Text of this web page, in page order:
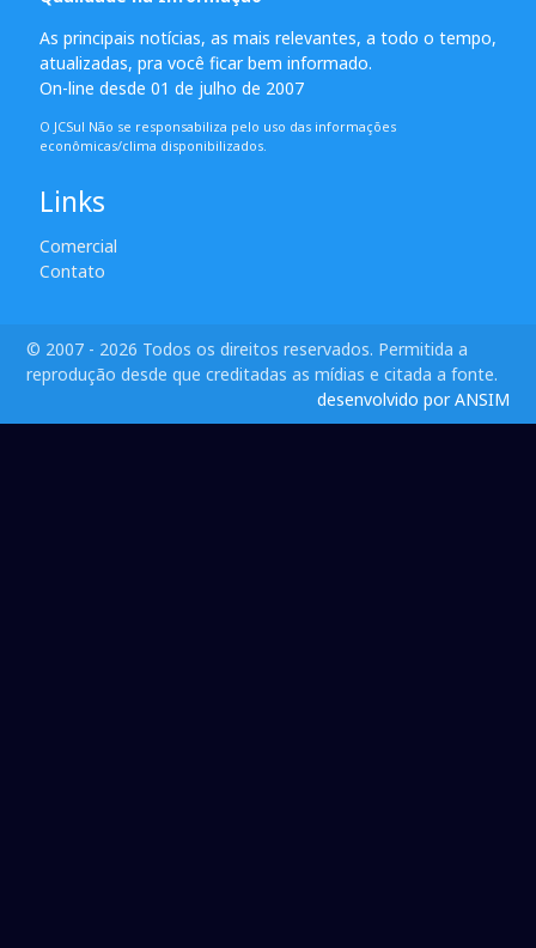
As principais notícias, as mais relevantes, a todo o tempo,
atualizadas, pra você ficar bem informado.
On-line desde 01 de julho de 2007
O JCSul Não se responsabiliza pelo uso das informações
econômicas/clima disponibilizados.
Links
Comercial
Contato
© 2007 - 2026 Todos os direitos reservados. Permitida a
reprodução desde que creditadas as mídias e citada a fonte.
desenvolvido por ANSIM